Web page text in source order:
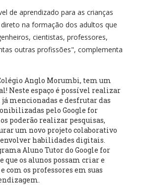
de aprendizado para as crianças
na formação dos adultos que
cientistas, professores,
outras profissões", complementa
Anglo Morumbi, tem um
Neste espaço é possível realizar
mencionadas e desfrutar das
pelo Google for
poderão realizar pesquisas,
um novo projeto colaborativo
habilidades digitais.
Aluno Tutor do Google for
os alunos possam criar e
com os professores em suas